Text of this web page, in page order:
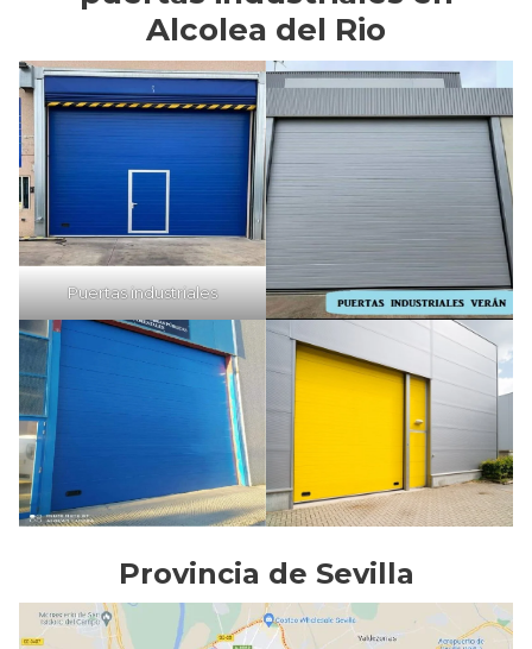
Alcolea del Rio
Puertas industriales
Provincia de Sevilla